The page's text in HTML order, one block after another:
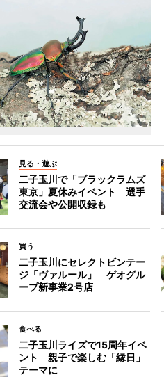
見る・遊ぶ
二子玉川で「ブラックラムズ
東京」夏休みイベント 選手
交流会や公開収録も
買う
二子玉川にセレクトビンテー
ジ「ヴァルール」 ゲオグル
ープ新事業2号店
食べる
二子玉川ライズで15周年イベ
ント 親子で楽しむ「縁日」
テーマに